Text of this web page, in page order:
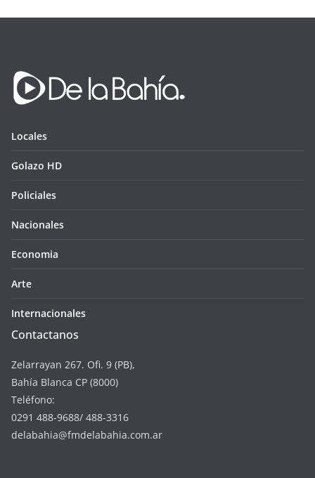
Locales
Golazo HD
Policiales
Nacionales
Economia
Arte
Internacionales
Contactanos
Zelarrayan 267. Ofi. 9 (PB),
Bahía Blanca CP (8000)
Teléfono:
0291 488-9688/ 488-3316
delabahia@fmdelabahia.com.ar